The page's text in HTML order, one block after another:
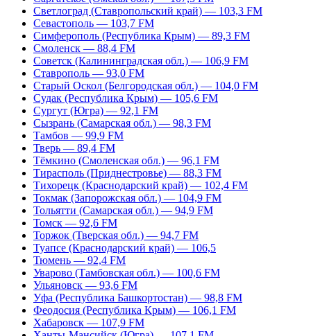
Светлоград (Ставропольский край) — 103,3 FM
Севастополь — 103,7 FM
Симферополь (Республика Крым) — 89,3 FM
Смоленск — 88,4 FM
Советск (Калининградская обл.) — 106,9 FM
Ставрополь — 93,0 FM
Старый Оскол (Белгородская обл.) — 104,0 FM
Судак (Республика Крым) — 105,6 FM
Сургут (Югра) — 92,1 FM
Сызрань (Самарская обл.) — 98,3 FM
Тамбов — 99,9 FM
Тверь — 89,4 FM
Тёмкино (Смоленская обл.) — 96,1 FM
Тирасполь (Приднестровье) — 88,3 FM
Тихорецк (Краснодарский край) — 102,4 FM
Токмак (Запорожская обл.) — 104,9 FM
Тольятти (Самарская обл.) — 94,9 FM
Томск — 92,6 FM
Торжок (Тверская обл.) — 94,7 FM
Туапсе (Краснодарский край) — 106,5
Тюмень — 92,4 FM
Уварово (Тамбовская обл.) — 100,6 FM
Ульяновск — 93,6 FM
Уфа (Республика Башкортостан) — 98,8 FM
Феодосия (Республика Крым) — 106,1 FM
Хабаровск — 107,9 FM